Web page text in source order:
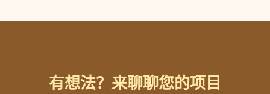
有想法？来聊聊您的项目